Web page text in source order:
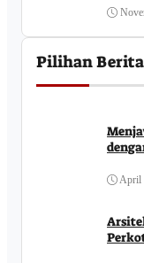
Pilihan
April